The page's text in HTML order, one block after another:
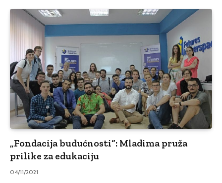
„Fondacija budućnosti“: Mladima pruža
prilike za edukaciju
04/11/2021